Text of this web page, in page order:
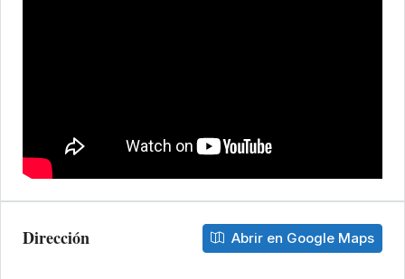
Dirección Abrir en Google Maps